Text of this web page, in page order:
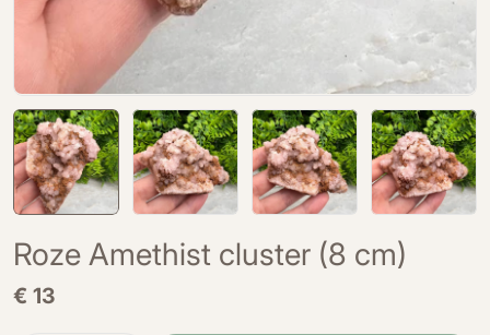
Roze Amethist cluster (8 cm)
Normale
€ 13